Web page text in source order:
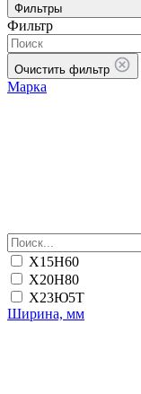
Фильтры
Фильтр
Очистить фильтр
Марка
Х15Н60
Х20Н80
Х23Ю5Т
Ширина, мм